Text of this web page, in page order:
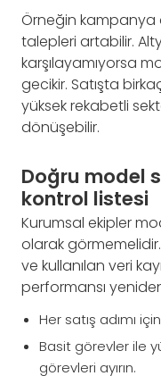
Örneğin kampanya
talepleri artabilir.
karşılayamıyorsa
gecikir. Satışta
yüksek rekabetli
dönüşebilir.
Doğru model
kontrol listesi
Kurumsal ekipler
olarak
ve kullanılan veri
performansı
Her satış adımı
Basit görevler ile
görevleri ayırın.